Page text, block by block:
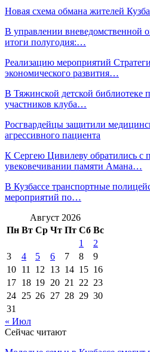
Новая схема обмана жителей
В управлении вневедомственной
итоги полугодия:…
Реализацию мероприятий
экономического развития…
В Тяжинской детской библиотеке
участников клуба…
Росгвардейцы защитили
агрессивного пациента
К Сергею Цивилеву обратились с
увековечивании памяти Амана…
В Кузбассе транспортные
мероприятий по…
Август 2026
Пн Вт Ср Чт Пт Сб Вс
1
2
3
4 5 6 7 8
9
10 11 12 13 14 15 16
17 18 19 20 21 22 23
24 25 26 27 28 29 30
31
« Июл
Сейчас читают